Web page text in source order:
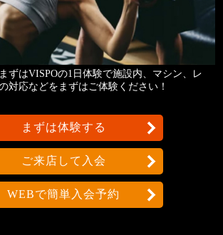
ずはVISPOの1日体験で施設内、マシン、レ
対応などをまずはご体験ください！
まずは体験する
ご来店して入会
WEBで簡単入会予約